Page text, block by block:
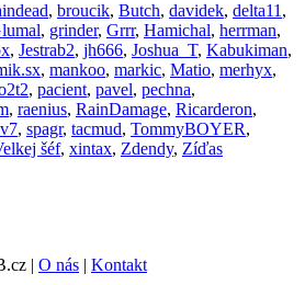
, broucik, Butch, davidek, delta11 ,
, grinder, Grrr, Hamichal, herrman,
, Jestrab2, jh666, Joshua_T, Kabukiman,
, mankoo, markic, Matio, merhyx,
, pacient, pavel, pechna,
, raenius, RainDamage, Ricarderon,
, spagr, tacmud, TommyBOYER,
šéf, xintax, Zdendy, Zíďas
| O nás | Kontakt